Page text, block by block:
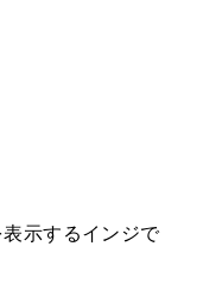
示するインジで